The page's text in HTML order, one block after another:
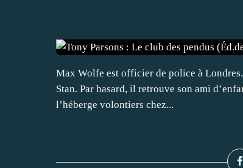
Max Wolfe est officier de police à
Stan. Par hasard, il retrouve son ami
l’héberge volontiers chez...